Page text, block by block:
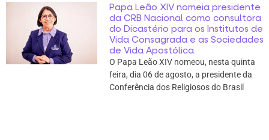
Papa Leão XIV nomeia presidente
da CRB Nacional como consultora
do Dicastério para os Institutos de
Vida Consagrada e as Sociedades
de Vida Apostólica
O Papa Leão XIV nomeou, nesta quinta
feira, dia 06 de agosto, a presidente da
Conferência dos Religiosos do Brasil